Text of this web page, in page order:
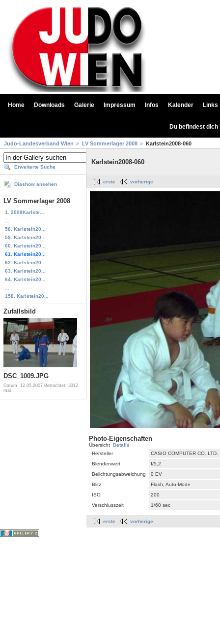
Home Downloads Galerie Impressum Infos Kalender Links
Du befindest
Judo-Landesverband Wien LV Sommerlager 2008 Karlstein2008-060
Erweiterte Suche
Diashow ansehen
LV Sommerlager 2008
1. 2008Karlste...
58. Karlstein20...
59. Karlstein20...
60. Karlstein20...
61. Karlstein20...
62. Karlstein20...
63. Karlstein20...
64. Karlstein20...
158. Karlstein20...
Zufallsbild
DSC_1009.JPG
Datum: 12.05.2007 Betrachtet: 3312
mal
Karlstein2008-060
erste vorherige
Photo-Eigenschaften
Übersicht Details
Hersteller
CASIO COMPUTER CO.,LTD.
Blendenwert
f/5,2
Belichtungsabweichung
0 EV
Blitz
Flash, Auto-Mode
ISO
200
Verschlusszeit
1/60 sec
erste vorherige